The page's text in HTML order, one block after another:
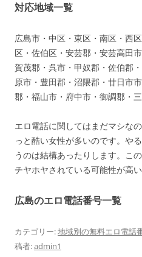
対応地域一覧
広島市・中区・東区・南区・西
区・佐伯区・安芸郡・安芸高田
賀茂郡・呉市・甲奴郡・佐伯郡
原市・豊田郡・沼隈郡・廿日市
郡・福山市・府中市・御調郡・
エロ電話に関してはまだマシな
っと酷い女性が多いのです。や
うのは結構あったりします。こ
チヤホヤされている可能性が高い
広島のエロ電話番号一覧
カテゴリー:地域別の無料エロ電話
稿者:admin1